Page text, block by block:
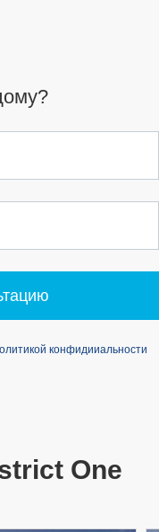
конфидииальности
One